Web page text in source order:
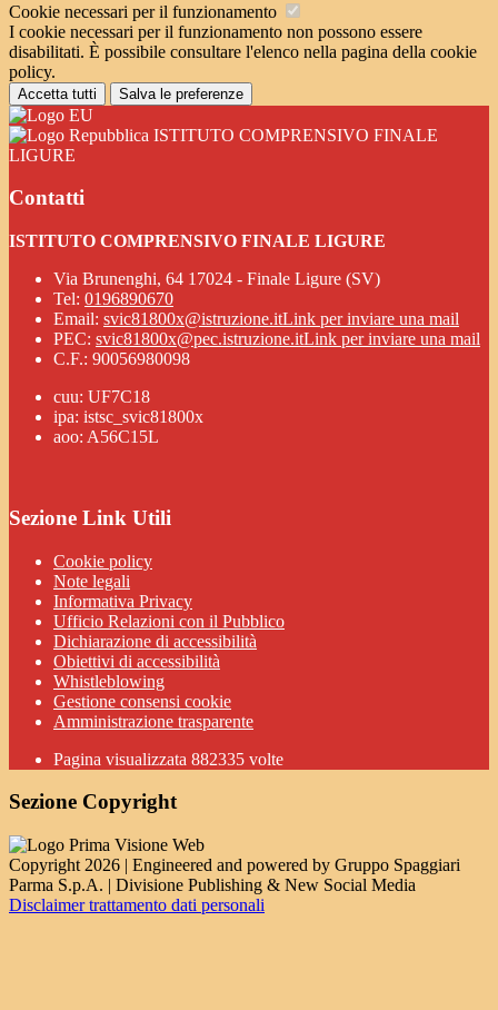
Cookie necessari per il funzionamento
I cookie necessari per il funzionamento non possono essere
disabilitati. È possibile consultare l'elenco nella pagina della cookie
policy.
Accetta tutti Salva le preferenze
ISTITUTO COMPRENSIVO FINALE
LIGURE
Contatti
ISTITUTO COMPRENSIVO FINALE LIGURE
Via Brunenghi, 64 17024 - Finale Ligure (SV)
Tel: 0196890670
Email: svic81800x@istruzione.itLink per inviare una mail
PEC: svic81800x@pec.istruzione.itLink per inviare una mail
C.F.: 90056980098
cuu: UF7C18
ipa: istsc_svic81800x
aoo: A56C15L
Sezione Link Utili
Cookie policy
Note legali
Informativa Privacy
Ufficio Relazioni con il Pubblico
Dichiarazione di accessibilità
Obiettivi di accessibilità
Whistleblowing
Gestione consensi cookie
Amministrazione trasparente
Pagina visualizzata 882335 volte
Sezione Copyright
Copyright 2026 | Engineered and powered by Gruppo Spaggiari
Parma S.p.A. | Divisione Publishing & New Social Media
Disclaimer trattamento dati personali